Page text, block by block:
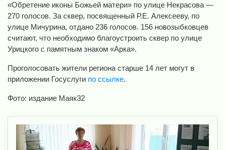
«Обретение иконы Божьей матери» по улице Некрасова —
270 голосов. За сквер, посвященный Р.Е. Алексееву, по
улице Мичурина, отдано 236 голосов. 156 новозыбковцев
считают, что необходимо благоустроить сквер по улице
Урицкого с памятным знаком «Арка».
Проголосовать жители региона старше 14 лет могут в
приложении Госуслуги по ссылке.
Фото: издание Маяк32